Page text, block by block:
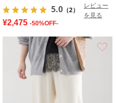
5.0 （2）
レビュー
を見る
¥2,475 -50%OFF-